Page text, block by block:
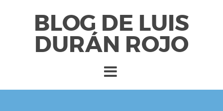
BLOG DE LUIS
DURÁN ROJO